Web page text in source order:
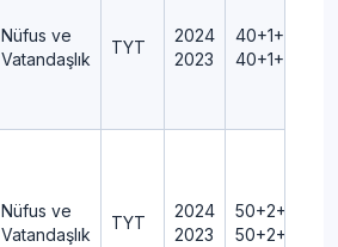
Nüfus ve
Vatandaşlık
TYT
2024
2023
40+1+0+1+0
40+1+0+1+0
Nüfus ve
Vatandaşlık
TYT
2024
2023
50+2+0+2+0
50+2+0+2+0